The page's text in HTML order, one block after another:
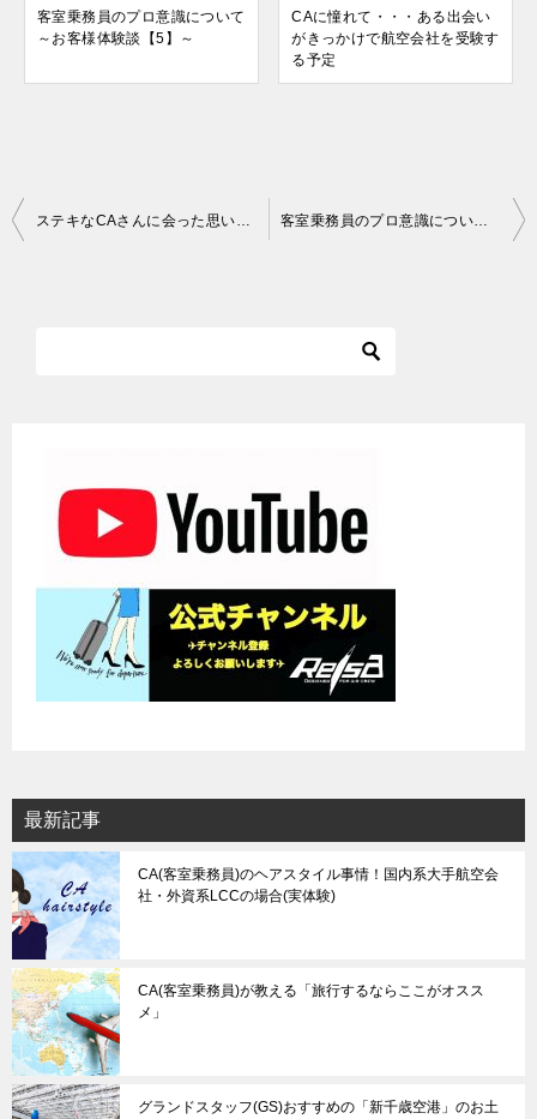
客室乗務員のプロ意識について
～お客様体験談【5】～
CAに憧れて・・・ある出会い
がきっかけで航空会社を受験す
る予定
投
ステキなCAさんに会った思い出。～お客様体験談【3】～ 客室乗務員のプロ意識について～お客様体験談【5】～
最新記事
CA(客室乗務員)のヘアスタイル事情！国内系大手航空会
社・外資系LCCの場合(実体験)
CA(客室乗務員)が教える「旅行するならここがオスス
メ」
グランドスタッフ(GS)おすすめの「新千歳空港」のお土